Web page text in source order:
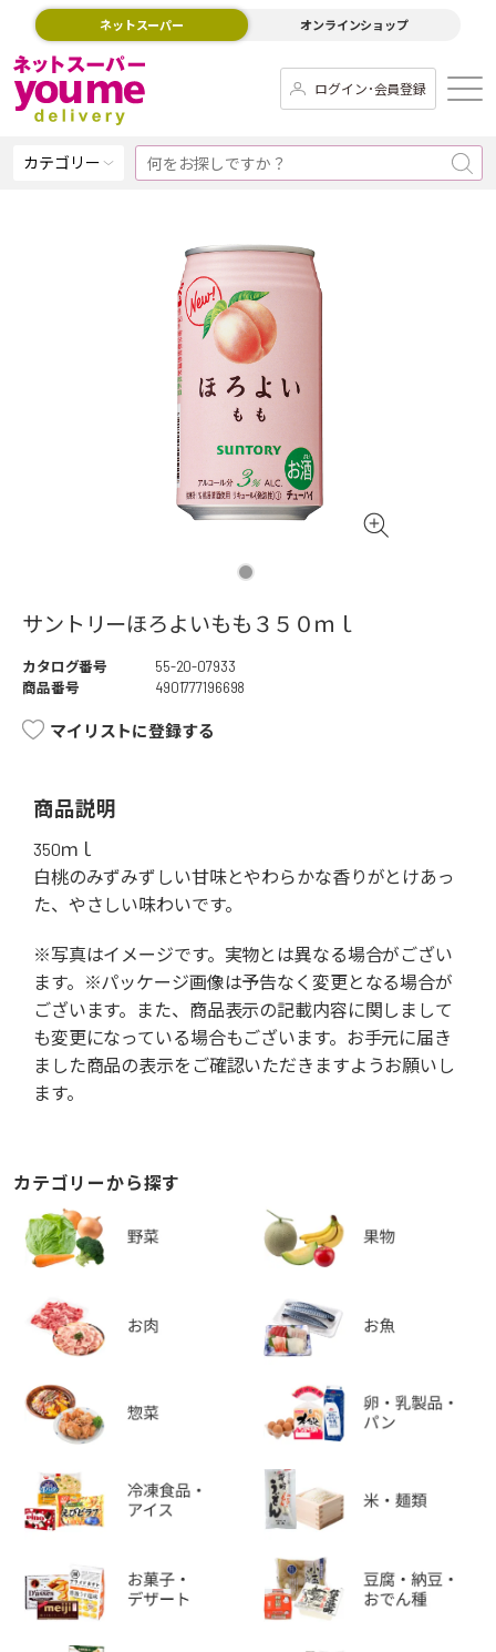
ネットスーパー オンラインショップ
ログイン･会員登録
カテゴリー
サントリーほろよいもも３５０ｍｌ
カタログ番号
55-20-07933
商品番号
4901777196698
マイリストに登録する
商品説明
350ｍｌ
白桃のみずみずしい甘味とやわらかな香りがとけあっ
た、やさしい味わいです。
※写真はイメージです。実物とは異なる場合がござい
ます。※パッケージ画像は予告なく変更となる場合が
ございます。また、商品表示の記載内容に関しまして
も変更になっている場合もございます。お手元に届き
ました商品の表示をご確認いただきますようお願いし
ます。
カテゴリーから探す